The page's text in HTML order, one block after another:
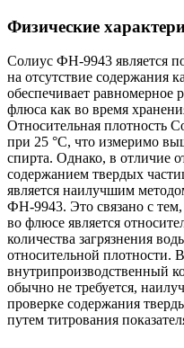
Физические
Солиус ФН-9943 является
на отсутствие содержания
обеспечивает равномерное
флюса как во время
Относительная плотность
при 25 °C, что измеримо
спирта. Однако, в отличие
содержанием твердых
является наилучшим
ФН-9943. Это связано с
во флюсе является
количества загрязнения
относительной плотности.
внутрипроизводственный
обычно не требуется,
проверке содержания
путем титрования